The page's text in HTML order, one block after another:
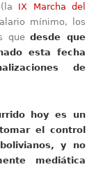
IX Marcha del
mínimo, los
quedesde que
esta fecha
de
hoy es un
el control
y no
mediática